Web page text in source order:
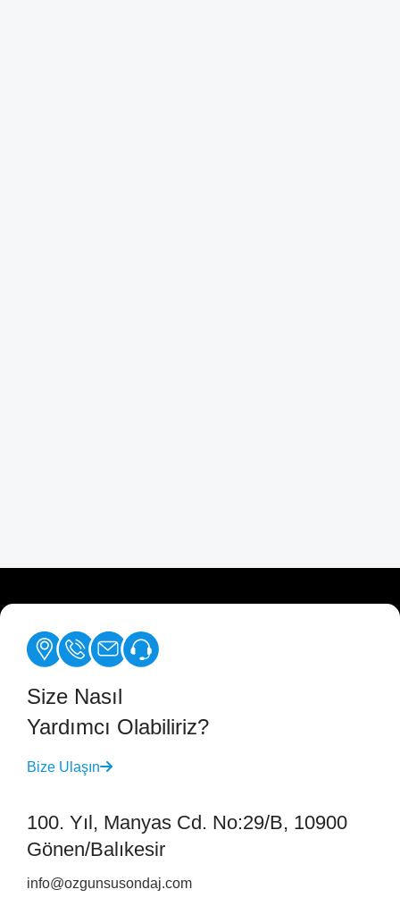
Size Nasıl
Yardımcı Olabiliriz?
Bize Ulaşın
100. Yıl, Manyas Cd. No:29/B, 10900
Gönen/Balıkesir
info@ozgunsusondaj.com